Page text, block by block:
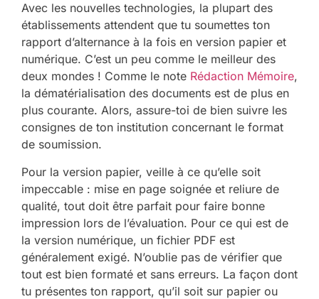
Avec les nouvelles technologies, la plupart des
établissements attendent que tu soumettes ton
rapport d’alternance à la fois en version papier et
numérique. C’est un peu comme le meilleur des
deux mondes ! Comme le note Rédaction Mémoire,
la dématérialisation des documents est de plus en
plus courante. Alors, assure-toi de bien suivre les
consignes de ton institution concernant le format
de soumission.
Pour la version papier, veille à ce qu’elle soit
impeccable : mise en page soignée et reliure de
qualité, tout doit être parfait pour faire bonne
impression lors de l’évaluation. Pour ce qui est de
la version numérique, un fichier PDF est
généralement exigé. N’oublie pas de vérifier que
tout est bien formaté et sans erreurs. La façon dont
tu présentes ton rapport, qu’il soit sur papier ou